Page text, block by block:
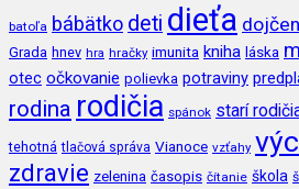
batoľa bábätko deti dieťa
Grada hnev hra hračky imunita kniha láska
otec očkovanie polievka potraviny
rodina rodičia spánok starí
tehotná tlačová správa Vianoce vzťahy
zdravie zelenina časopis čítanie škola